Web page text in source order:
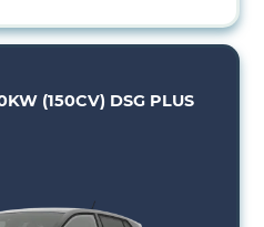
(150CV) DSG PLUS